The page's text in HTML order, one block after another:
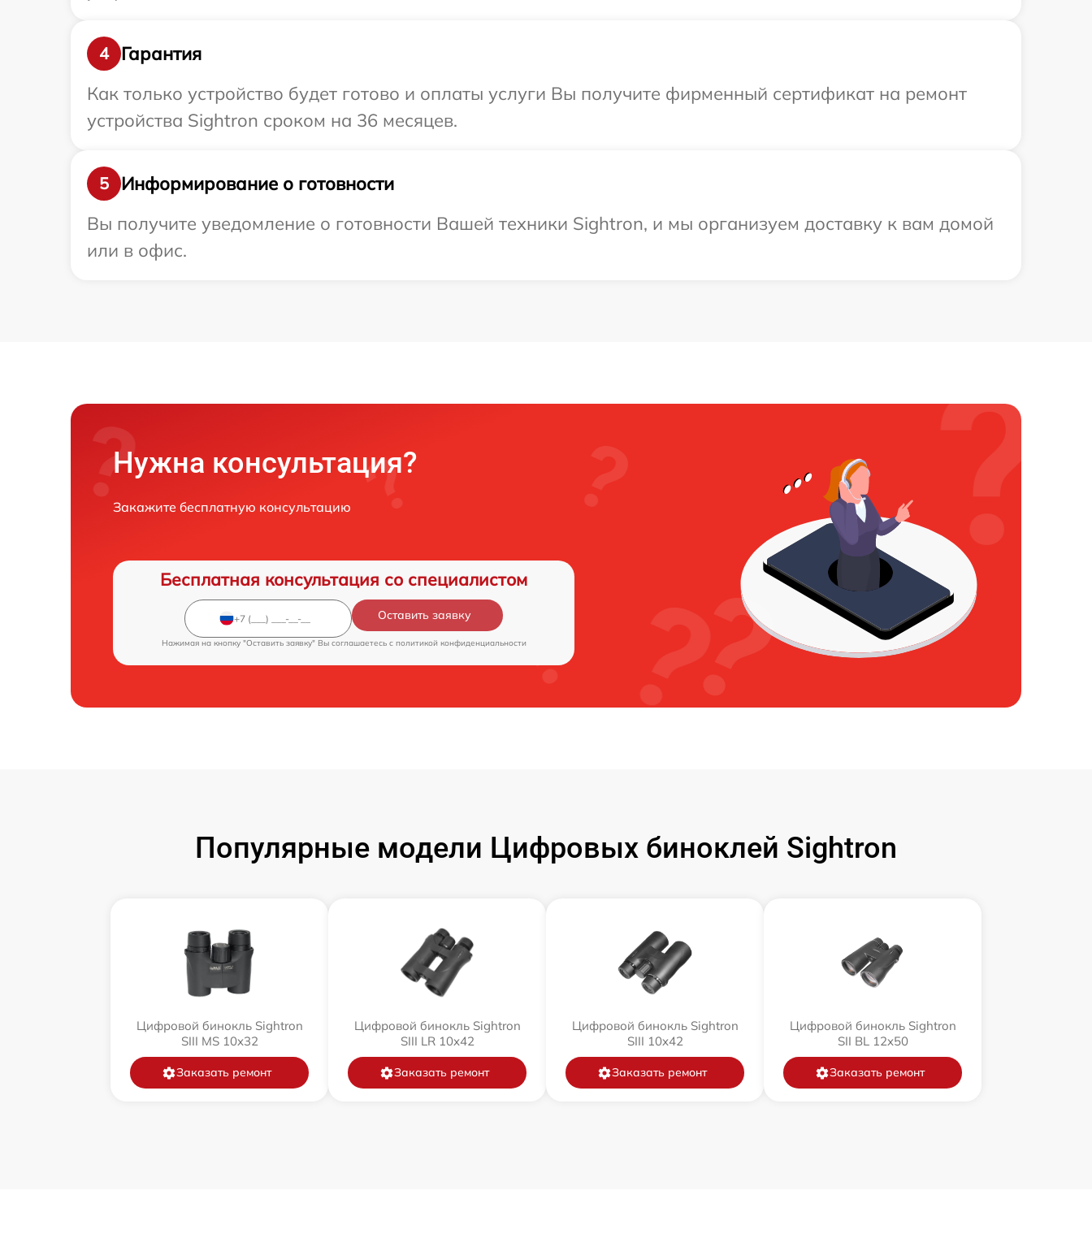
4
Гарантия
Как только устройство будет готово и оплаты услуги Вы получите фирменный сертификат на ремонт
устройства Sightron сроком на 36 месяцев.
5
Информирование о готовности
Вы получите уведомление о готовности Вашей техники Sightron, и мы организуем доставку к вам домой
или в офис.
Нужна консультация?
Закажите бесплатную консультацию
Бесплатная консультация со специалистом
Оставить заявку
Нажимая на кнопку "Оставить заявку" Вы соглашаетесь c политикой конфиденциальности
Популярные модели Цифровых биноклей Sightron
Цифровой бинокль Sightron
SIII MS 10x32
Заказать ремонт
Цифровой бинокль Sightron
SIII LR 10x42
Заказать ремонт
Цифровой бинокль Sightron
SIII 10x42
Заказать ремонт
Цифровой бинокль Sightron
SII BL 12x50
Заказать ремонт